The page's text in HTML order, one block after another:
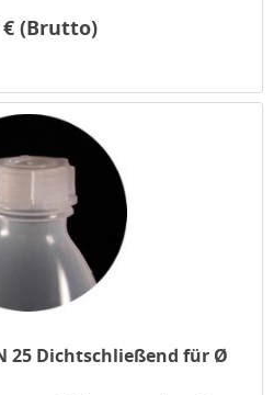
(Brutto)
25 Dichtschließend für Ø